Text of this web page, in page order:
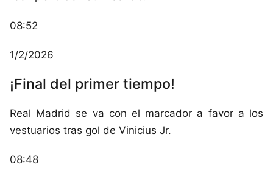
08:52
1/2/2026
¡Final del primer tiempo!
Real Madrid se va con el marcador a favor a los
vestuarios tras gol de Vinicius Jr.
08:48